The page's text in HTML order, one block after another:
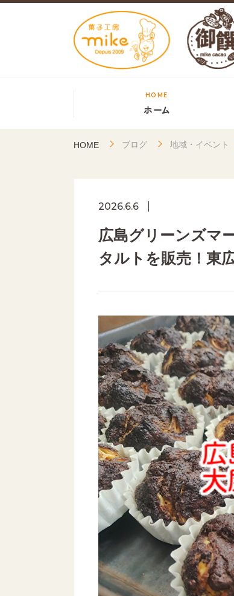
HOME
ホーム
HOME ブログ 地域・イベント
2026.6.6
広島グリーンズマ
タルトを販売！東